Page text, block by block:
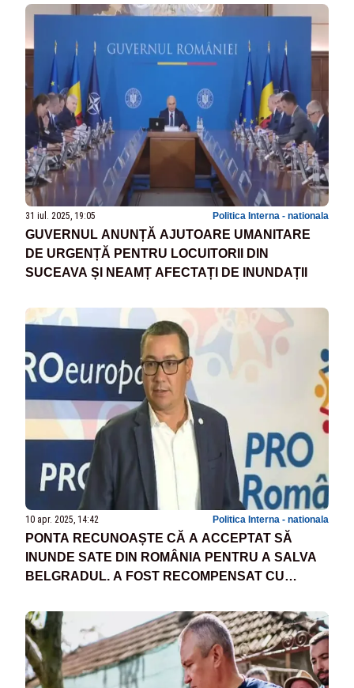
31 iul. 2025, 19:05 Politica Interna - nationala
GUVERNUL ANUNȚĂ AJUTOARE UMANITARE
DE URGENȚĂ PENTRU LOCUITORII DIN
SUCEAVA ȘI NEAMȚ AFECTAȚI DE INUNDAȚII
10 apr. 2025, 14:42 Politica Interna - nationala
PONTA RECUNOAȘTE CĂ A ACCEPTAT SĂ
INUNDE SATE DIN ROMÂNIA PENTRU A SALVA
BELGRADUL. A FOST RECOMPENSAT CU